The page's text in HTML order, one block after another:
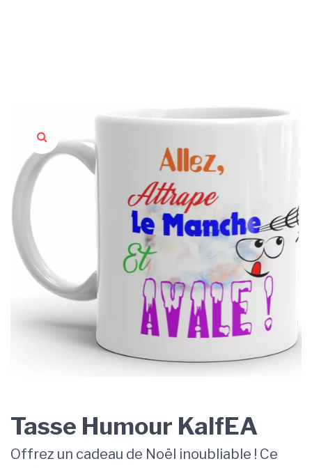
Tasse Humour KalfEA
Offrez un cadeau de Noël inoubliable ! Ce